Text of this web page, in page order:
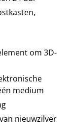
om 3D-
medium
nieuwzilver